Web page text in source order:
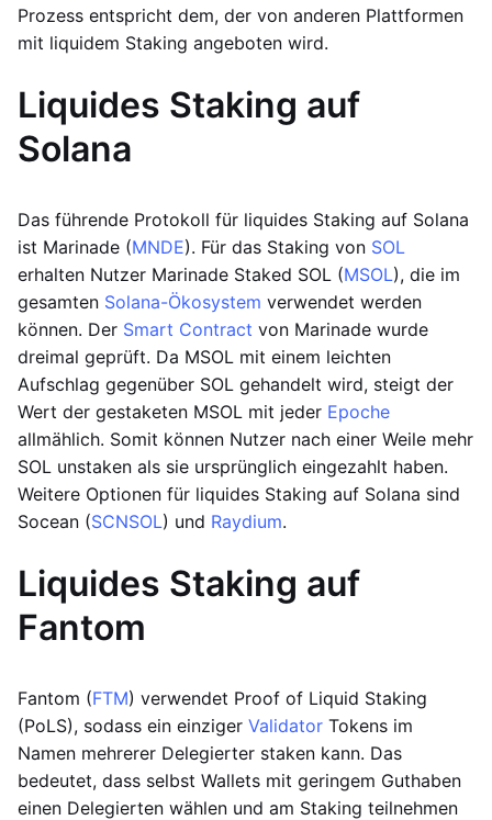
Prozess entspricht dem, der von anderen Plattformen
mit liquidem Staking angeboten wird.
Liquides Staking auf
Solana
Das führende Protokoll für liquides Staking auf Solana
ist Marinade (MNDE). Für das Staking von SOL
erhalten Nutzer Marinade Staked SOL (MSOL), die im
gesamten Solana-Ökosystem verwendet werden
können. Der Smart Contract von Marinade wurde
dreimal geprüft. Da MSOL mit einem leichten
Aufschlag gegenüber SOL gehandelt wird, steigt der
Wert der gestaketen MSOL mit jeder Epoche
allmählich. Somit können Nutzer nach einer Weile mehr
SOL unstaken als sie ursprünglich eingezahlt haben.
Weitere Optionen für liquides Staking auf Solana sind
Socean (SCNSOL) und Raydium.
Liquides Staking auf
Fantom
Fantom (FTM) verwendet Proof of Liquid Staking
(PoLS), sodass ein einziger Validator Tokens im
Namen mehrerer Delegierter staken kann. Das
bedeutet, dass selbst Wallets mit geringem Guthaben
einen Delegierten wählen und am Staking teilnehmen